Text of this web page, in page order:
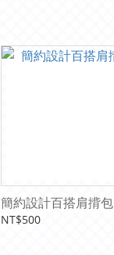
簡約設計百搭肩揹包
NT$500